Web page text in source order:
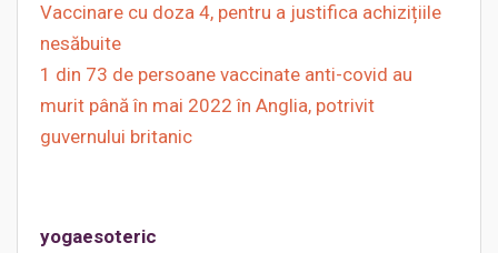
Vaccinare cu doza 4, pentru a justifica achizițiile
nesăbuite
1 din 73 de persoane vaccinate anti-covid au
murit până în mai 2022 în Anglia, potrivit
guvernului britanic
yogaesoteric